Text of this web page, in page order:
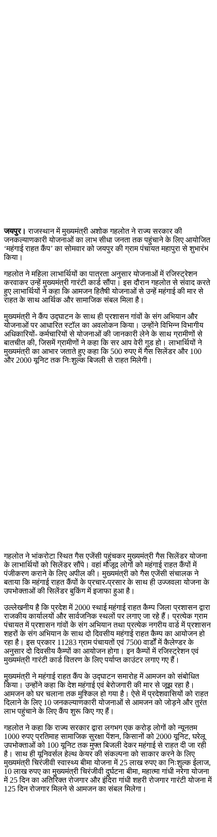
जयपुर। राजस्थान में मुख्यमंत्री अशोक गहलोत ने राज्य सरकार की
जनकल्याणकारी योजनाओं का लाभ सीधा जनता तक पहुंचाने के लिए आयोजित
‘महंगाई राहत कैंप’ का सोमवार को जयपुर की ग्राम पंचायत महापुरा से शुभारंभ
किया।
गहलोत ने महिला लाभार्थियों का पात्रता अनुसार योजनाओं में रजिस्ट्रेशन
करवाकर उन्हें मुख्यमंत्री गारंटी कार्ड सौंपा। इस दौरान गहलोत से संवाद करते
हुए लाभार्थियों ने कहा कि आमजन हितैषी योजनाओं से उन्हें महंगाई की मार से
राहत के साथ आर्थिक और सामाजिक संबल मिला है।
मुख्यमंत्री ने कैंप उद्घाटन के साथ ही प्रशासन गांवों के संग अभियान और
योजनाओं पर आधारित स्टॉल का अवलोकन किया। उन्होंने विभिन्न विभागीय
अधिकारियों- कर्मचारियों से योजनाओं की जानकारी लेने के साथ ग्रामीणों से
बातचीत की, जिसमें ग्रामीणों ने कहा कि सर आप वेरी गुड हो। लाभार्थियों ने
मुख्यमंत्री का आभार जताते हुए कहा कि 500 रुपए में गैस सिलेंडर और 100
और 2000 यूनिट तक निःशुल्क बिजली से राहत मिलेगी।
गहलोत ने भांकरोटा स्थित गैस एजेंसी पहुंचकर मुख्यमंत्री गैस सिलेंडर योजना
के लाभार्थियों को सिलेंडर सौंपे। वहां मौजूद लोगों को महंगाई राहत कैंपों में
पंजीकरण कराने के लिए अपील की। मुख्यमंत्री को गैस एजेंसी संचालक ने
बताया कि महंगाई राहत कैंपों के प्रचार-प्रसार के साथ ही उज्जवला योजना के
उपभोक्ताओं की सिलेंडर बुकिंग में इजाफा हुआ है।
उल्लेखनीय है कि प्रदेश में 2000 स्थाई महंगाई राहत कैम्प जिला प्रशासन द्वारा
राजकीय कार्यालयों और सार्वजनिक स्थलों पर लगाए जा रहे हैं। प्रत्येक ग्राम
पंचायत में प्रशासन गांवों के संग अभियान तथा प्रत्येक नगरीय वार्ड में प्रशासन
शहरों के संग अभियान के साथ दो दिवसीय महंगाई राहत कैम्प का आयोजन हो
रहा है। इस प्रकार 11283 ग्राम पंचायतों एवं 7500 वार्डों में कैलेण्डर के
अनुसार दो दिवसीय कैम्पों का आयोजन होगा। इन कैम्पों में रजिस्ट्रेशन एवं
मुख्यमंत्री गारंटी कार्ड वितरण के लिए पर्याप्त काउंटर लगाए गए हैं।
मुख्यमंत्री ने महंगाई राहत कैंप के उद्घाटन समारोह में आमजन को संबोधित
किया। उन्होंने कहा कि देश महंगाई एवं बेरोजगारी की मार से जूझ रहा है।
आमजन को घर चलाना तक मुश्किल हो गया है। ऐसे में प्रदेशवासियों को राहत
दिलाने के लिए 10 जनकल्याणकारी योजनाओं से आमजन को जोड़ने और तुरंत
लाभ पहुंचाने के लिए कैंप शुरू किए गए हैं।
गहलोत ने कहा कि राज्य सरकार द्वारा लगभग एक करोड़ लोगों को न्यूनतम
1000 रुपए प्रतिमाह सामाजिक सुरक्षा पेंशन, किसानों को 2000 यूनिट, घरेलू
उपभोक्ताओं को 100 यूनिट तक मुफ्त बिजली देकर महंगाई से राहत दी जा रही
है। साथ ही यूनिवर्सल हेल्थ केयर की संकल्पना को साकार करने के लिए
मुख्यमंत्री चिरंजीवी स्वास्थ्य बीमा योजना में 25 लाख रुपए का निःशुल्क ईलाज,
10 लाख रुपए का मुख्यमंत्री चिरंजीवी दुर्घटना बीमा, महात्मा गांधी नरेगा योजना
में 25 दिन का अतिरिक्त रोजगार और इंदिरा गांधी शहरी रोजगार गारंटी योजना में
125 दिन रोजगार मिलने से आमजन का संबल मिलेगा।